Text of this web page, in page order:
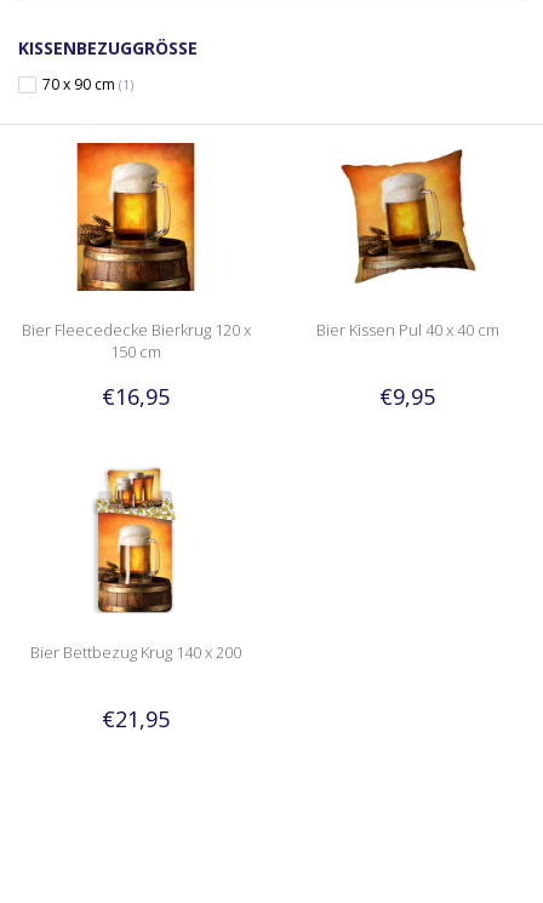
KISSENBEZUGGRÖSSE
70 x 90 cm (1)
Bier Fleecedecke Bierkrug 120 x
150 cm
€16,95
Bier Kissen Pul 40 x 40 cm
€9,95
Bier Bettbezug Krug 140 x 200
€21,95